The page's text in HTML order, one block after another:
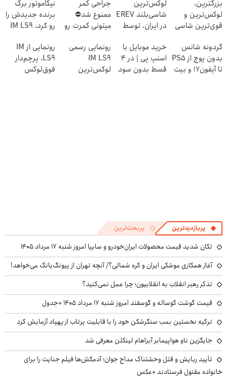
بزرگترین،
لوکس‌ترین و
قوی‌ترین شاسی
ایران رونمایی شد
لوکس‌ترین
شاسی‌بلند EREV
در ایران، توسط
رونمایی شد!
جراحی کمر
ممنوع شد⛔
میتونی کمرت رو
کنی! 👈🏻
پرسش‌نامه
نیکاموتور برگ
برنده جدیدش را
رو کرد، IM LS9
ایران شد
گردونه شانس
بدون پوچ از PS5
تا آیفون17 و بیت
خرید موبایل با
اسنپ پی | در ۴
قسط بدون سود
رونمایی رسمی
IM LS9
لوکس‌ترین
رونمایی از IM
LS9، پرچم‌دار
فوق‌لوکس
پربازدیدترین پربحث‌ترین
تکان شدید قیمت محصولات ایران‌خودرو و سایپا امروز شنبه ۱۷ مرداد ۱۴۰۵
آغاز همکاری موشکی ایران و کره شمالی؟/ آنچه تهران از پیونگ‌یانگ می‌خواهد!
تذکر رهبر انقلاب به انقلابیون؛ چرا عمل نمی‌کنید؟
قیمت گوشت گوساله و گوسفند امروز شنبه ۱۷ مرداد ۱۴۰۵ +جدول
ترکیه نخستین بمب سنگرشکن خود را با قابلیت پرتاب از پهپاد آزمایش کرد
جایگزین ناو هواپیمابر آبراهام لینکلن معرفی شد
تأیید ربایش و قتل وحشتناک مداح جوان؛ آدمکش‌ها فیلم جنایت را برای
خانواده مقتول فرستادند +عکس